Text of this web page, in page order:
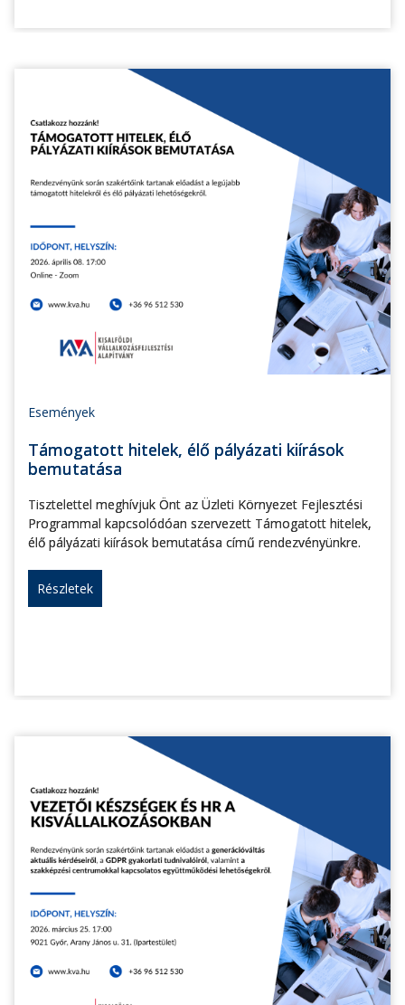
Események
Támogatott hitelek, élő pályázati kiírások
bemutatása
Tisztelettel meghívjuk Önt az Üzleti Környezet Fejlesztési
Programmal kapcsolódóan szervezett Támogatott hitelek,
élő pályázati kiírások bemutatása című rendezvényünkre.
Részletek